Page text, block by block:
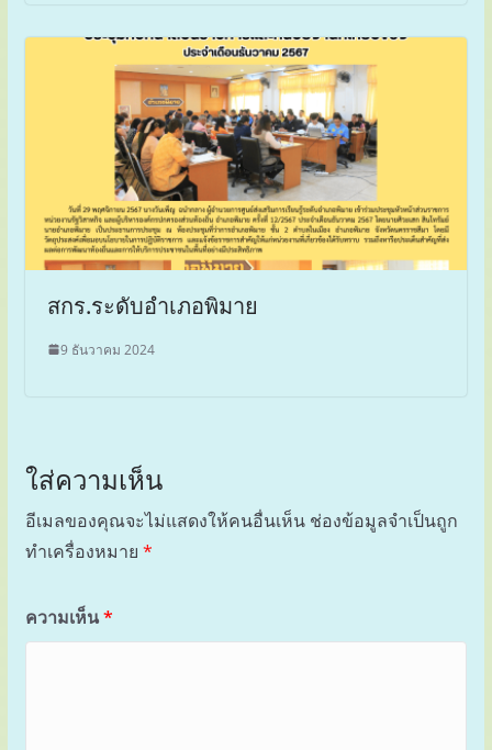
สกร.ระดับอำเภอพิมาย
9 ธันวาคม 2024
ใส่ความเห็น
อีเมลของคุณจะไม่แสดงให้คนอื่นเห็น ช่องข้อมูลจำเป็นถูก
ทำเครื่องหมาย *
ความเห็น*